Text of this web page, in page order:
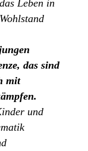
Leben in
das sind
mit
und